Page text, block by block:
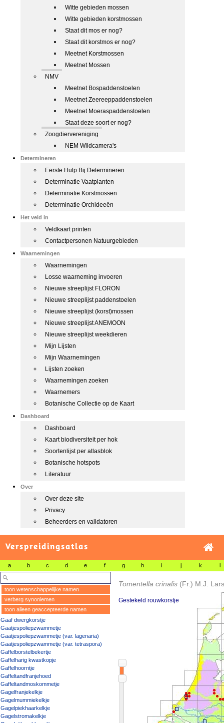
Witte gebieden mossen
Witte gebieden korstmossen
Staat dit mos er nog?
Staat dit korstmos er nog?
Meetnet Korstmossen
Meetnet Mossen
NMV
Meetnet Bospaddenstoelen
Meetnet Zeereeppaddenstoelen
Meetnet Moeraspaddenstoelen
Staat deze soort er nog?
Zoogdiervereniging
NEM Wildcamera's
Determineren
Eerste Hulp Bij Determineren
Determinatie Vaatplanten
Determinatie Korstmossen
Determinatie Orchideeën
Het veld in
Veldkaart printen
Contactpersonen Natuurgebieden
Waarnemingen
Waarnemingen
Losse waarneming invoeren
Nieuwe streeplijst FLORON
Nieuwe streeplijst paddenstoelen
Nieuwe streeplijst (korst)mossen
Nieuwe streeplijst ANEMOON
Nieuwe streeplijst weekdieren
Mijn Lijsten
Mijn Waarnemingen
Lijsten zoeken
Waarnemingen zoeken
Waarnemers
Botanische Collectie op de Kaart
Dashboard
Dashboard
Kaart biodiversiteit per hok
Soortenlijst per atlasblok
Botanische hotspots
Literatuur
Over
Over deze site
Privacy
Beheerders en validatoren
Verspreidingsatlas
a b c d e f g h i j k l
toon wetenschappelijke namen
verberg synoniemen
toon alleen geaccepteerde namen
Gaaf dwergkorstje
Gaatjespoliepzwammetje
Gaatjespoliepzwammetje (var. lagenaria)
Gaatjespoliepzwammetje (var. tetraspora)
Gaffelborstelbekertje
Gaffelharig kwastkopje
Gaffelhoorntje
Gaffeltandfranjehoed
Gaffeltandmoskommetje
Gagelfranjekelkje
Gagelmummiekelkje
Gagelpiekhaarkelkje
Gagelstromakelkje
Tomentella crinalis (Fr.) M.J.
Gestekeld rouwkorstje